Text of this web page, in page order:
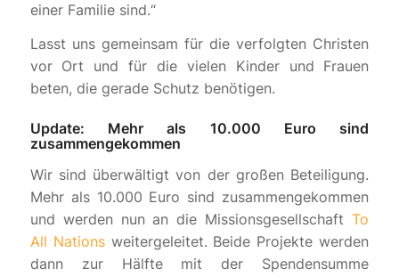
einer Familie sind.“
Lasst uns gemeinsam für die verfolgten Christen
vor Ort und für die vielen Kinder und Frauen
beten, die gerade Schutz benötigen.
Update: Mehr als 10.000 Euro sind
zusammengekommen
Wir sind überwältigt von der großen Beteiligung.
Mehr als 10.000 Euro sind zusammengekommen
und werden nun an die MissionsgesellschaftTo
All Nationsweitergeleitet. Beide Projekte werden
dann zur Hälfte mit der Spendensumme